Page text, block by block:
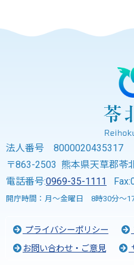
法人番号 8000020435317
〒863-2503 熊本県天草郡苓
電話番号:0969-35-1111
開庁時間：月～金曜日 8時30分～
プライバシーポリシー
お問い合わせ・ご意見